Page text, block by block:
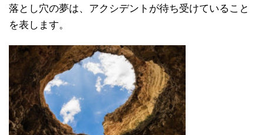
落とし穴の夢は、アクシデントが待ち受けていること
を表します。